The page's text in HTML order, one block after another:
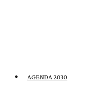
AGENDA 2030